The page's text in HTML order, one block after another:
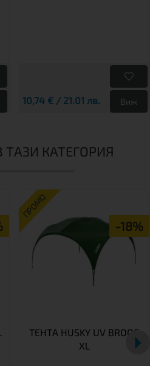
10,74 € / 21.01 лв. Виж
КАТЕГОРИЯ
ПРОМО
-18%
ТЕНТА HUSKY UV BROOF
XL